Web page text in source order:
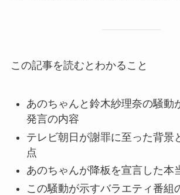
この記事を読むとわかること
あのちゃんと鈴木紗理奈の騒動
発言の内容
テレビ朝日が謝罪に至った背景
点
あのちゃんが降板を宣言した本
この騒動が示すバラエティ番組